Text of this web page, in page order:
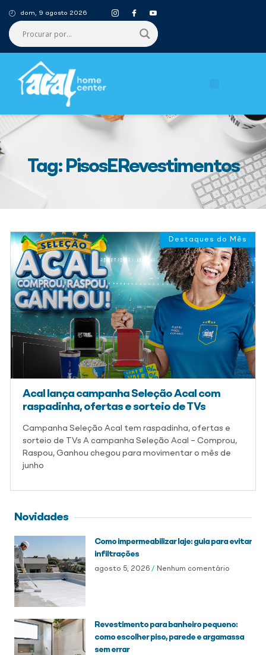
dom, 9 agosto 2026
Tag: PisosERevestimentos
Destaques do Mês
Acal lança campanha Seleção Acal com
raspadinha, ofertas e sorteio de TVs
Campanha Seleção Acal tem raspadinha, ofertas e
sorteio de TVs A campanha Seleção Acal – Comprou,
Raspou, Ganhou chegou para movimentar o mês de
junho
Novidades
Como impermeabilizar laje: guia para evitar
infiltrações
agosto 5, 2026 Nenhum comentário
Revestimento para banheiro pequeno:
como escolher piso, parede e argamassa
sem errar